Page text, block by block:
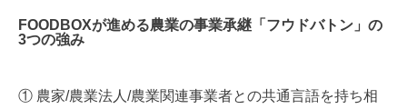
FOODBOXが進める農業の事業承継「フウドバトン」の
3つの強み
① 農家/農業法人/農業関連事業者との共通言語を持ち相